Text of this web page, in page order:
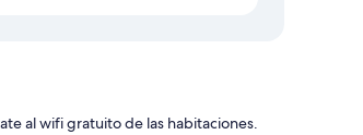
al wifi gratuito de las habitaciones.